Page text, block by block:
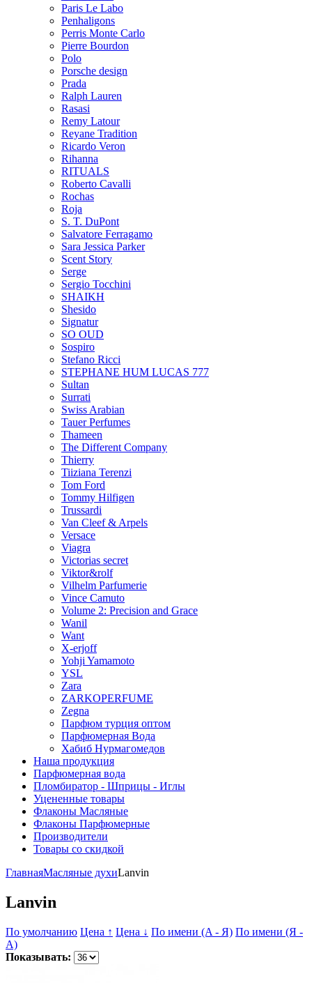
Paris Le Labo
Penhaligons
Perris Monte Carlo
Pierre Bourdon
Polo
Porsche design
Prada
Ralph Lauren
Rasasi
Remy Latour
Reyane Tradition
Ricardo Veron
Rihanna
RITUALS
Roberto Cavalli
Rochas
Roja
S. T. DuPont
Salvatore Ferragamo
Sara Jessica Parker
Scent Story
Serge
Sergio Tocchini
SHAIKH
Shesido
Signatur
SO OUD
Sospiro
Stefano Ricci
STEPHANE HUM LUCAS 777
Sultan
Surrati
Swiss Arabian
Tauer Perfumes
Thameen
The Different Company
Thierry
Tiiziana Terenzi
Tom Ford
Tommy Hilfigen
Trussardi
Van Cleef & Arpels
Versace
Viagra
Victorias secret
Viktor&rolf
Vilhelm Parfumerie
Vince Camuto
Volume 2: Precision and Grace
Wanil
Want
X-erjoff
Yohji Yamamoto
YSL
Zara
ZARKOPERFUME
Zegna
Парфюм турция оптом
Парфюмерная Вода
Хабиб Нурмагомедов
Наша продукция
Парфюмерная вода
Пломбиратор - Шприцы - Иглы
Уцененные товары
Флаконы Масляные
Флаконы Парфюмерные
Производители
Товары со скидкой
ГлавнаяМасляные духиLanvin
Lanvin
По умолчанию Цена ↑ Цена ↓ По имени (A - Я) По имени (Я -
A)
Показывать: